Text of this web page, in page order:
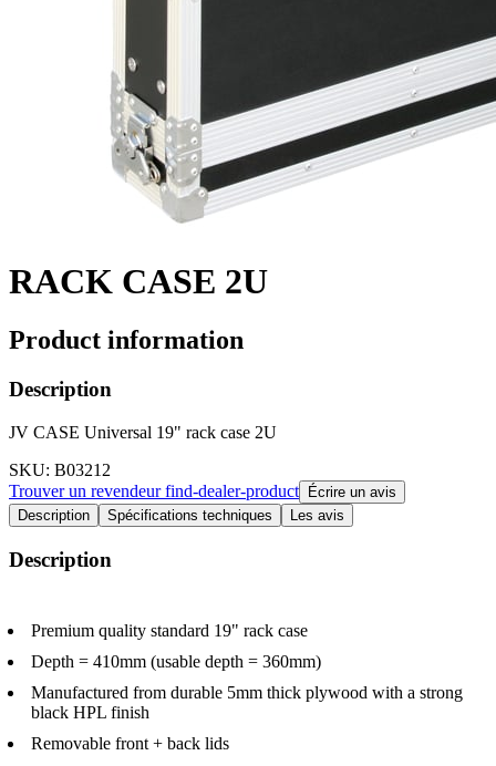
RACK CASE 2U
Product information
Description
JV CASE Universal 19" rack case 2U
SKU: B03212
Trouver un revendeurfind-dealer-product
Écrire un avis
Description
Spécifications techniques Les avis
Description
Premium quality standard 19" rack case
Depth = 410mm (usable depth = 360mm)
Manufactured from durable 5mm thick plywood with a strong
black HPL finish
Removable front + back lids